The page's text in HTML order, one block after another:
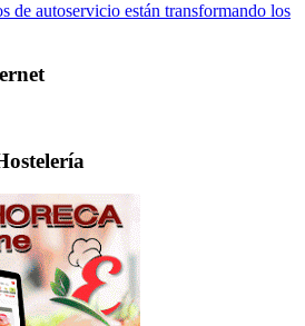
de autoservicio están transformando los